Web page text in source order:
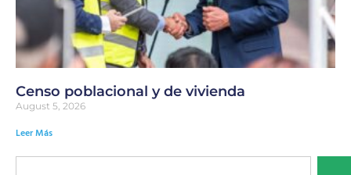
Censo poblacional y de vivienda
August 5, 2026
Leer Más